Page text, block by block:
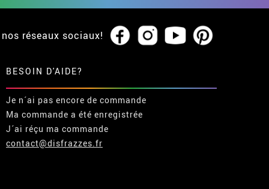
réseaux sociaux!
BESOIN D'AIDE?
Je n´ai pas encore de commande
Ma commande a été enregistrée
J´ai réçu ma commande
contact@disfrazzes.fr